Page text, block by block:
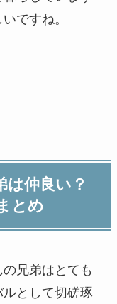
ですね。
は仲良い？
とめ
兄弟はとても
として切磋琢